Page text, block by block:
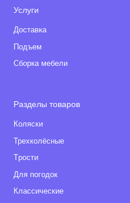
Услуги
Доставка
Подъем
Сборка мебели
Разделы товаров
Коляски
Трехколёсные
Tрости
Для погодок
Классические